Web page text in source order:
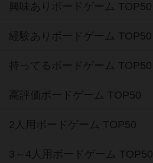
興味ありボードゲーム TOP50
経験ありボードゲーム TOP50
持ってるボードゲーム TOP50
高評価ボードゲーム TOP50
2人用ボードゲーム TOP50
3～4人用ボードゲーム TOP50